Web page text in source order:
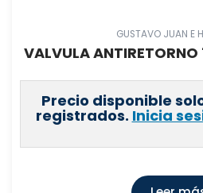
GUSTAVO JUAN E
VALVULA ANTIRETORNO
Precio disponible
registrados. Inicia